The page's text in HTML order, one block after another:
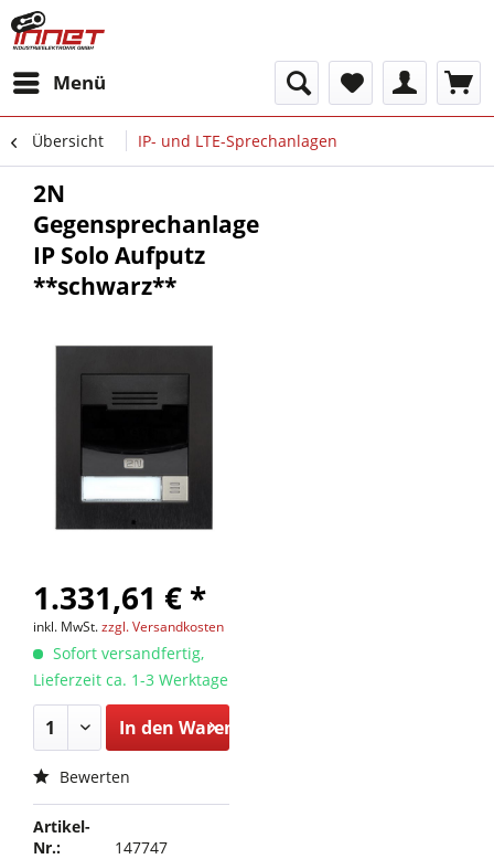
Menü
Übersicht IP- und LTE-Sprechanlagen
2N
Gegensprechanlage
IP Solo Aufputz
**schwarz**
1.331,61 € *
inkl. MwSt.zzgl. Versandkosten
Sofort versandfertig,
Lieferzeit ca. 1-3 Werktage
In den Warenkorb
Bewerten
Artikel-
Nr.:
147747